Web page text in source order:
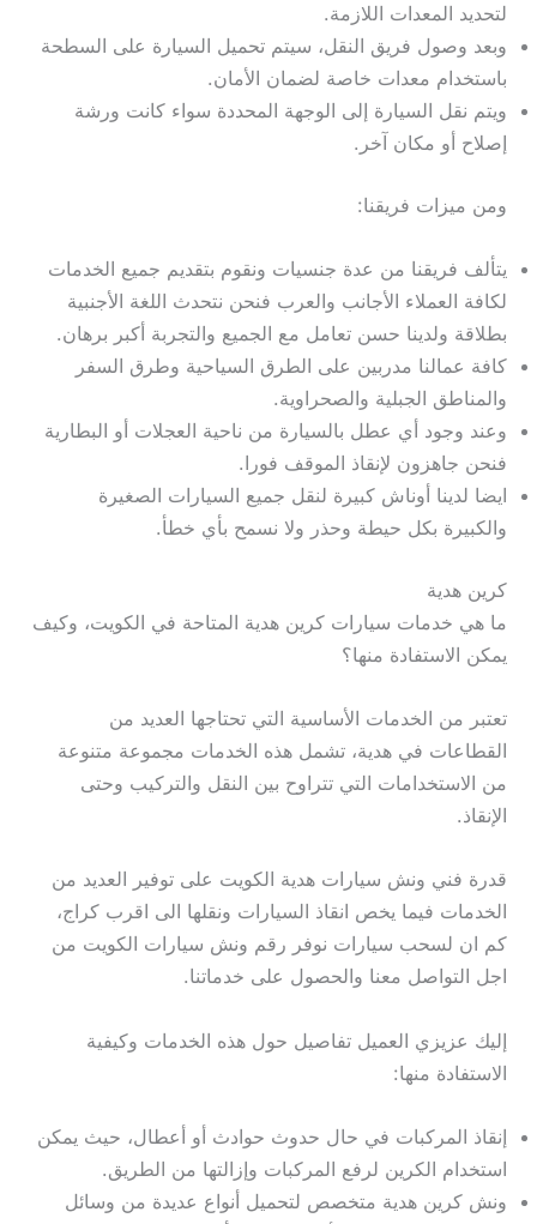
لتحديد المعدات اللازمة.
وبعد وصول فريق النقل، سيتم تحميل السيارة على السطحة
باستخدام معدات خاصة لضمان الأمان.
ويتم نقل السيارة إلى الوجهة المحددة سواء كانت ورشة
إصلاح أو مكان آخر.
ومن ميزات فريقنا:
يتألف فريقنا من عدة جنسيات ونقوم بتقديم جميع الخدمات
لكافة العملاء الأجانب والعرب فنحن نتحدث اللغة الأجنبية
بطلاقة ولدينا حسن تعامل مع الجميع والتجربة أكبر برهان.
كافة عمالنا مدربين على الطرق السياحية وطرق السفر
والمناطق الجبلية والصحراوية.
وعند وجود أي عطل بالسيارة من ناحية العجلات أو البطارية
فنحن جاهزون لإنقاذ الموقف فورا.
ايضا لدينا أوناش كبيرة لنقل جميع السيارات الصغيرة
والكبيرة بكل حيطة وحذر ولا نسمح بأي خطأ.
كرين هدية
ما هي خدمات سيارات كرين هدية المتاحة في الكويت، وكيف
يمكن الاستفادة منها؟
تعتبر من الخدمات الأساسية التي تحتاجها العديد من
القطاعات في هدية، تشمل هذه الخدمات مجموعة متنوعة
من الاستخدامات التي تتراوح بين النقل والتركيب وحتى
الإنقاذ.
قدرة فني ونش سيارات هدية الكويت على توفير العديد من
الخدمات فيما يخص انقاذ السيارات ونقلها الى اقرب كراج،
كم ان لسحب سيارات نوفر رقم ونش سيارات الكويت من
اجل التواصل معنا والحصول على خدماتنا.
إليك عزيزي العميل تفاصيل حول هذه الخدمات وكيفية
الاستفادة منها:
إنقاذ المركبات في حال حدوث حوادث أو أعطال، حيث يمكن
استخدام الكرين لرفع المركبات وإزالتها من الطريق.
ونش كرين هدية متخصص لتحميل أنواع عديدة من وسائل